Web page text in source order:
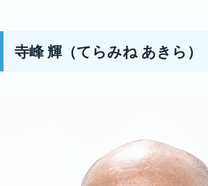
寺峰 輝（てらみね あきら）